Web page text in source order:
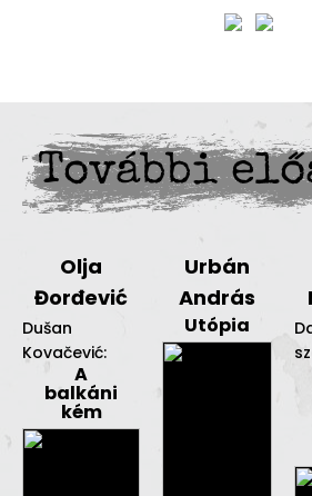
További
Olja
Đorđević
Dušan
Kovačević:
A
balkáni
kém
Urbán
András
Utópia